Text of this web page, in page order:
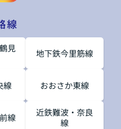
線
見
地下鉄今里筋線
線 おおさか東線
線
近鉄難波・奈良
線